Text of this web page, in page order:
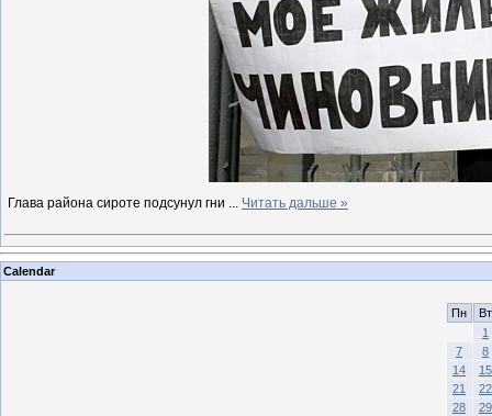
Глава района сироте подсунул гни ... Читать дальше »
Calendar
Пн
Вт
1
7
8
14
15
21
22
28
29